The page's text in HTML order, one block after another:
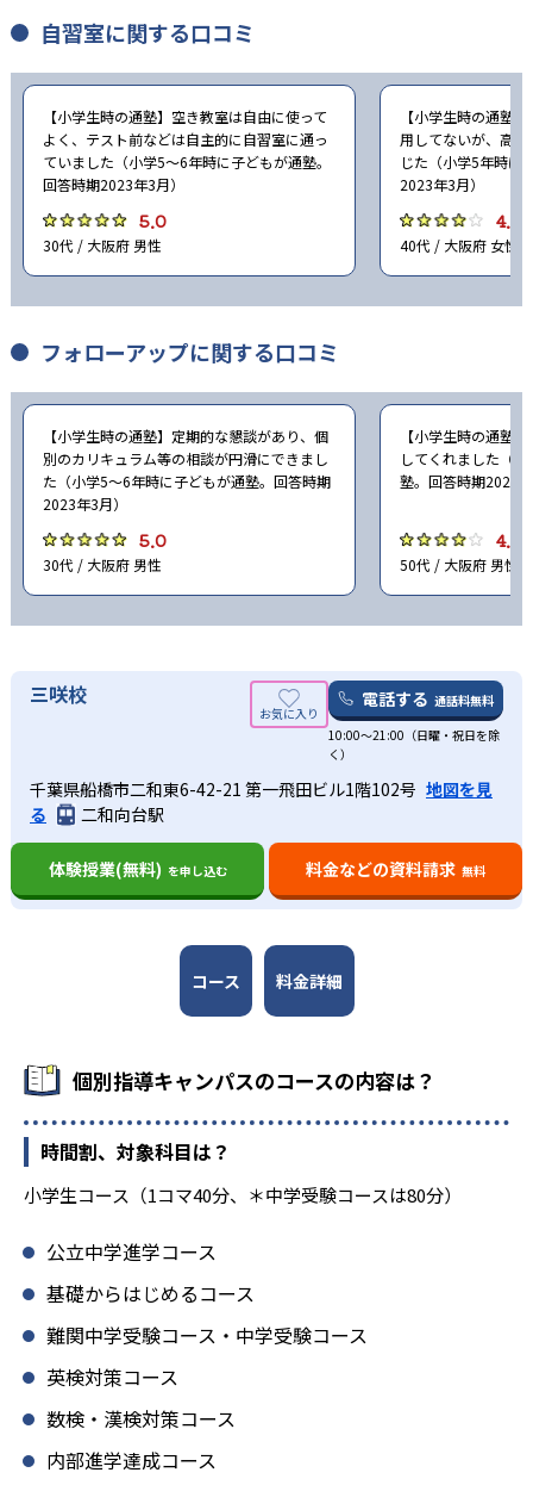
自習室に関する口コミ
【小学生時の通塾】空き教室は自由に使って
よく、テスト前などは自主的に自習室に通っ
ていました（小学5〜6年時に子どもが通塾。
回答時期2023年3月）
5.0
30代 / 大阪府 男性
【小学生時の通塾
用してないが、高
じた（小学5年時に
2023年3月）
4.0
40代 / 大阪府 女性
フォローアップに関する口コミ
【小学生時の通塾】定期的な懇談があり、個
別のカリキュラム等の相談が円滑にできまし
た（小学5〜6年時に子どもが通塾。回答時期
2023年3月）
5.0
30代 / 大阪府 男性
【小学生時の通塾
してくれました（
塾。回答時期2023
4.0
50代 / 大阪府 男性
三咲校 電話する 通話料無料
10:00～21:00（日曜・祝日を除
く）
千葉県船橋市二和東6-42-21 第一飛田ビル1階102号 地図を見
る
二和向台駅
体験授業(無料) を申し込む 料金などの資料請求 無料
コース 料金詳細
個別指導キャンパスのコースの内容は？
時間割、対象科目は？
小学生コース（1コマ40分、＊中学受験コースは80分）
公立中学進学コース
基礎からはじめるコース
難関中学受験コース・中学受験コース
英検対策コース
数検・漢検対策コース
内部進学達成コース